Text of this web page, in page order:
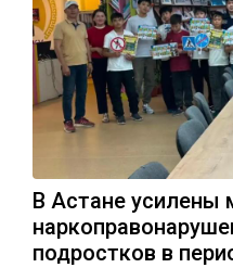
В Астане усилены
подростков в